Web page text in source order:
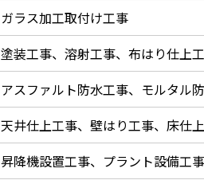
ガラス加工取付け工事
塗装工事、溶射工事、布はり仕上
アスファルト防水工事、モルタル
天井仕上工事、壁はり工事、床仕
昇降機設置工事、プラント設備工事